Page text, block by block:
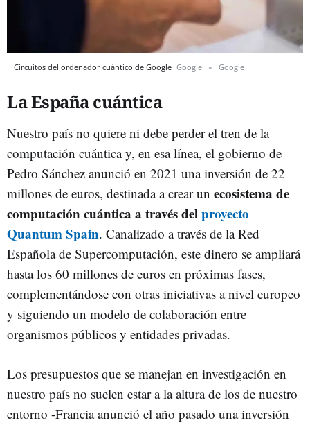
Circuitos del ordenador cuántico de Google Google Google
La España cuántica
Nuestro país no quiere ni debe perder el tren de la
computación cuántica y, en esa línea, el gobierno de
Pedro Sánchez anunció en 2021 una inversión de 22
millones de euros, destinada a crear un ecosistema de
computación cuántica a través delproyecto
Quantum Spain. Canalizado a través de la Red
Española de Supercomputación, este dinero se ampliará
hasta los 60 millones de euros en próximas fases,
complementándose con otras iniciativas a nivel europeo
y siguiendo un modelo de colaboración entre
organismos públicos y entidades privadas.
Los presupuestos que se manejan en investigación en
nuestro país no suelen estar a la altura de los de nuestro
entorno -Francia anunció el año pasado una inversión